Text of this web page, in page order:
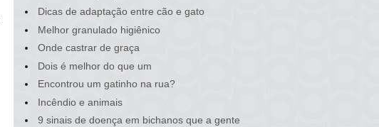
Dicas de adaptação entre cão e gato
Melhor granulado higiênico
Onde castrar de graça
Dois é melhor do que um
Encontrou um gatinho na rua?
Incêndio e animais
9 sinais de doença em bichanos que a gente